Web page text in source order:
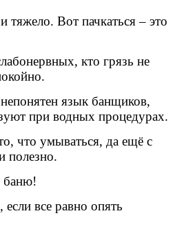
тяжело. Вот пачкаться – это
кто грязь не
язык банщиков,
при водных процедурах.
что умываться, да ещё с
полезно.
баню!
все равно опять